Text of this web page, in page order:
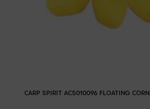
CARP SPIRIT ACS010096 FLOATING CORN